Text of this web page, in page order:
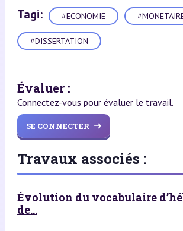
Tagi: #ECONOMIE
#DISSERTATION
Évaluer :
Connectez-vous pour évaluer le travail.
SE CONNECTER
Travaux associés :
Évolution du vocabulaire
de...